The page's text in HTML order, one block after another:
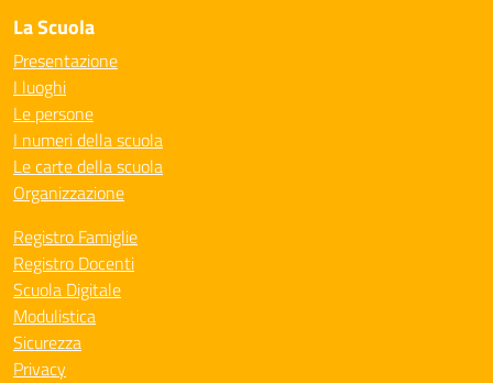
La Scuola
Presentazione
I luoghi
Le persone
I numeri della scuola
Le carte della scuola
Organizzazione
Registro Famiglie
Registro Docenti
Scuola Digitale
Modulistica
Sicurezza
Privacy